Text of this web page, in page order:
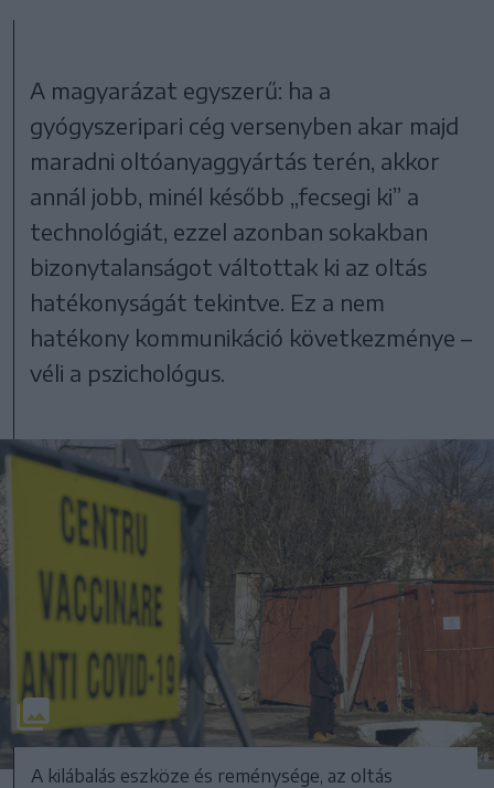
A magyarázat egyszerű: ha a
gyógyszeripari cég versenyben akar majd
maradni oltóanyaggyártás terén, akkor
annál jobb, minél később „fecsegi ki” a
technológiát, ezzel azonban sokakban
bizonytalanságot váltottak ki az oltás
hatékonyságát tekintve. Ez a nem
hatékony kommunikáció következménye –
véli a pszichológus.
A kilábalás eszköze és reménysége, az oltás